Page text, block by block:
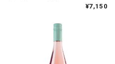
¥7,150